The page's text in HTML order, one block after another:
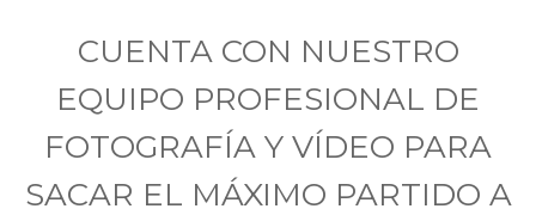
CUENTA CON NUESTRO
EQUIPO PROFESIONAL DE
FOTOGRAFÍA Y VÍDEO PARA
SACAR EL MÁXIMO PARTIDO A